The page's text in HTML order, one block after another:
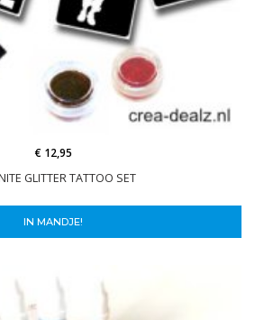
GLITTER TATTOO SET
€ 12,95
IN MANDJE!